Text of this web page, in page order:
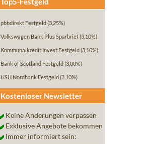
pbbdirekt Festgeld (3,25%)
Volkswagen Bank Plus Sparbrief(3,10%)
Kommunalkredit Invest Festgeld (3,10%)
Bank of Scotland Festgeld (3,00%)
HSH Nordbank Festgeld (3,10%)
Kostenloser Newsletter
Keine Änderungen verpassen
Exklusive Angebote bekommen
Immer informiert sein: